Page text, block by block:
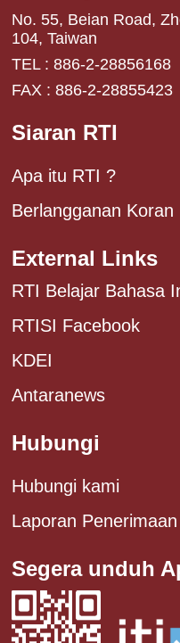
No. 55, Beian Road,
104, Taiwan
TEL : 886-2-28856168
FAX : 886-2-28855423
Siaran RTI
Apa itu RTI ?
Berlangganan Koran
External Links
RTI Belajar Bahasa
RTISI Facebook
KDEI
Antaranews
Hubungi
Hubungi kami
Laporan
Segera unduh